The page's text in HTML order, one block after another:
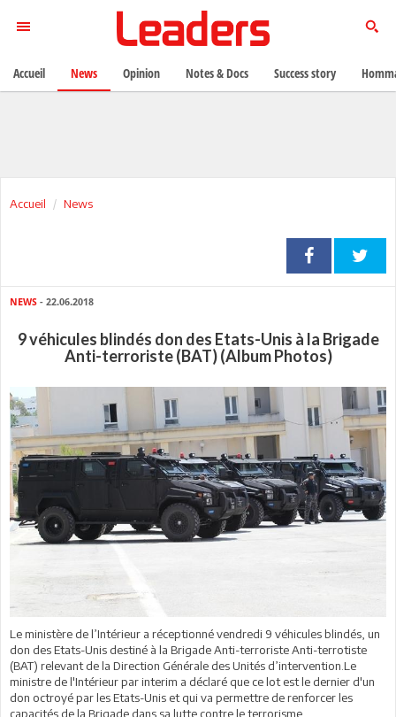
Accueil News
NEWS - 22.06.2018
9 véhicules blindés don des Etats-Unis à la Brigade
Anti-terroriste (BAT) (Album Photos)
Le ministère de l’Intérieur a réceptionné vendredi 9 véhicules blindés, un
don des Etats-Unis destiné à la Brigade Anti-terroriste Anti-terrotiste
(BAT) relevant de la Direction Générale des Unités d’intervention.Le
ministre de l'Intérieur par interim a déclaré que ce lot est le dernier d'un
don octroyé par les Etats-Unis et qui va permettre de renforcer les
capacités de la Brigade dans sa lutte contre le terrorisme.
Accueil News Opinion Notes & Docs Success story